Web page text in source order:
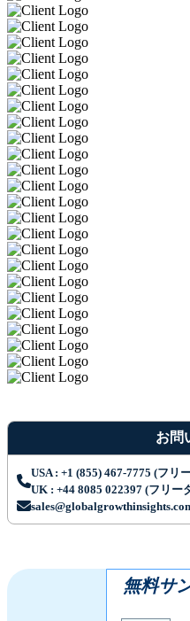
お問
USA : +1 (855) 467-7775 (フリ
UK : +44 8085 022397 (フリー
無料サ